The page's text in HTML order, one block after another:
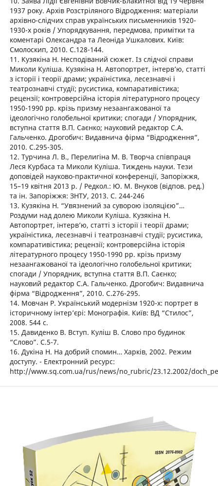
1937 року. Архів Розстріляного Відродження: матеріали
архівно-слідчих справ українських письменників 1920-
1930-х років / Упорядкування, передмова, примітки та
коментарі Олександра та Леоніда Ушкалових. Київ:
Смолоскип, 2010. С.128-144.
11. Кузякіна Н. Несподіваний сюжет. Із слідчої справи
Миколи Куліша. Кузякіна Н. Автопортрет, інтерв’ю, статті
з історії і теорії драми; україністика, лесезнавчі і
театрознавчі студії; русистика, компаративістика;
рецензії; контроверсійна історія літературного процесу
1950-1990 рр. крізь призму незаангажованої та
ідеологічно голобельної критики; спогади / Упорядник,
вступна стаття В.П. Саєнко; науковий редактор С.А.
Гальченко. Дрогобич: Видавнича фірма “Відродження”,
2010. С.295-305.
12. Турчина Л. В., Перелигіна М. В. Творча співпраця
Леся Курбаса та Миколи Куліша. Тиждень науки. Тези
доповідей науково-практичної конференції, Запоріжжя,
15–19 квітня 2013 р. / Редкол.: Ю. М. Внуков (відпов. ред.)
та ін. Запоріжжя: ЗНТУ, 2013. С. 244-246
13. Кузякіна Н. “Увязнений за суворою ізоляцією”…
Роздуми над долею Миколи Куліша. Кузякіна Н.
Автопортрет, інтерв’ю, статті з історії і теорії драми;
україністика, лесезнавчі і театрознавчі студії; русистика,
компаративістика; рецензії; контроверсійна історія
літературного процесу 1950-1990 рр. крізь призму
незаангажованої та ідеологічно голобельної критики;
спогади / Упорядник, вступна стаття В.П. Саєнко;
науковий редактор С.А. Гальченко. Дрогобич: Видавнича
фірма “Відродження”, 2010. С.276-295.
14. Мовчан Р. Український модернізм 1920-х: портрет в
історичному інтер’єрі: Монографія. Київ: ВД “Стилос”,
2008. 544 с.
15. Давиденко В. Вступ. Куліш В. Слово про будинок
“Слово”. С.5-7.
16. Дукіна Н. На добрий спомин… Харків, 2002. Режим
доступу. - Електронний ресурс:
http://www.sq.com.ua/rus/news/no_rubric/23.12.2002/